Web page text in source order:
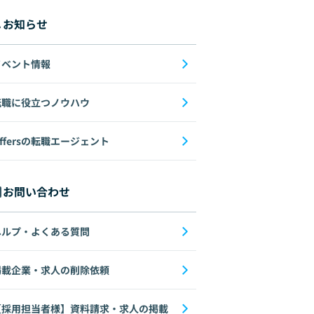
お知らせ
ント情報
に役立つノウハウ
の転職エージェント
お問い合わせ
プ・よくある質問
企業・求人の削除依頼
用担当者様】資料請求・求人の掲載